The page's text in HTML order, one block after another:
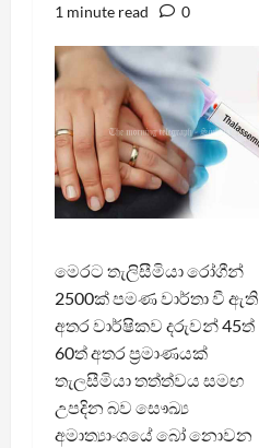
1 minute read
0
මෙරට තැලිසීමියා රෝගීන්
2500ක් පමණ වාර්තා වී ඇති
අතර වාර්ෂිකව දරුවන් 45ත්
60ත් අතර ප්‍රමාණයක්
තැලසීමියා තත්ත්වය සමඟ
උපදින බව සෞඛ්‍ය
අමාත්‍යාංශයේ බෝ නොවන